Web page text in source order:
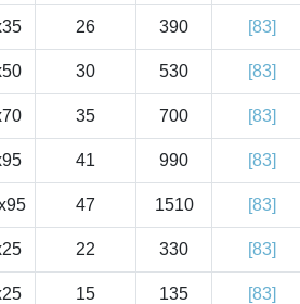
26 390 [83]
30 530 [83]
35 700 [83]
41 990 [83]
47 1510 [83]
22 330 [83]
15 135 [83]